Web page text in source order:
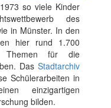
so viele Kinder
des
in Münster. In den
hier rund 1.700
Themen für die
DasStadtarchiv
Schülerarbeiten in
einzigartigen
bilden.